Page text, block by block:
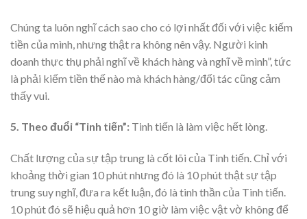
Chúng ta luôn nghĩ cách sao cho có lợi nhất đối với việc kiếm
tiền của mình, nhưng thật ra không nên vậy. Người kinh
doanh thực thụ phải nghĩ về khách hàng và nghĩ về mình”, tức
là phải kiếm tiền thế nào mà khách hàng/đối tác cũng cảm
thấy vui.
5. Theo đuổi “Tinh tiến”: Tinh tiến là làm việc hết lòng.
Chất lượng của sự tập trung là cốt lõi của Tinh tiến. Chỉ với
khoảng thời gian 10 phút nhưng đó là 10 phút thật sự tập
trung suy nghĩ, đưa ra kết luận, đó là tinh thần của Tinh tiến.
10 phút đó sẽ hiệu quả hơn 10 giờ làm việc vật vờ không để